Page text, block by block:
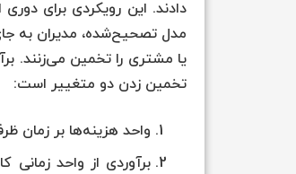
مدل تصحیح‌شده، مدیران به
یا مشتری را تخمین می‌زنند.
تخمین زدن دو متغییر است:
واحد هزینه‌ها بر زمان
برآوردی از واحد